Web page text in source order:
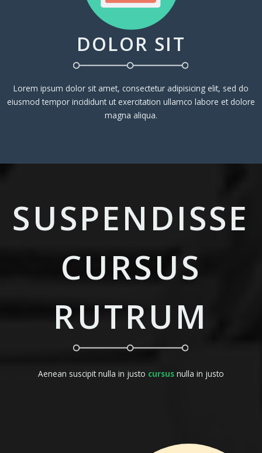
DOLOR SIT
Lorem ipsum dolor sit amet, consectetur adipisicing elit, sed do
eiusmod tempor incididunt ut exercitation ullamco labore et dolore
magna aliqua.
SUSPENDISSE
CURSUS
RUTRUM
Aenean suscipit nulla in justo cursus nulla in justo